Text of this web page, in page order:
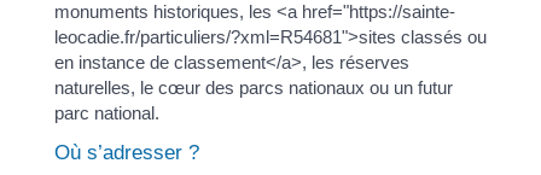
monuments historiques, les <a href="https://sainte-
leocadie.fr/particuliers/?xml=R54681">sites classés ou
en instance de classement</a>, les réserves
naturelles, le cœur des parcs nationaux ou un futur
parc national.
Où s’adresser ?